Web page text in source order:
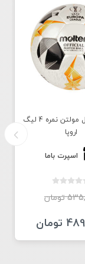
توپ فوتسال مولتن نمره 4 لیگ
اروپا
اسپرت باما
تومان
تومان